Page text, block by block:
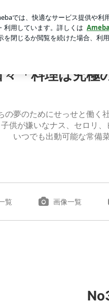
理は究極のエンターテイ
レストランの約束
「料理は究
の夢のためにせっせと働く
子供が嫌いなナス、セロリ
いつでも出動可能な常備
覧 画像一覧